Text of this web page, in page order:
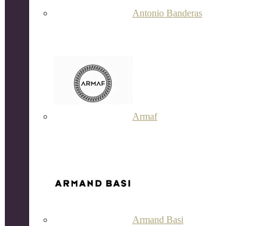
Antonio Banderas
Armaf
Armand Basi